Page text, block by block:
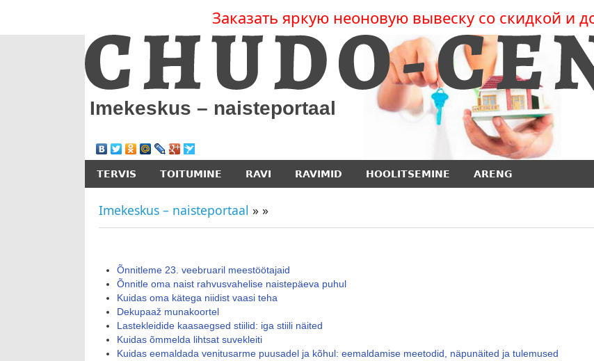
Заказать яркую неоновую вывеску со скидкой и
Imekeskus – naisteportaal
TERVIS TOITUMINE RAVI RAVIMID HOOLITSEMINE ARENG
Imekeskus – naisteportaal » »
Õnnitleme 23. veebruaril meestöötajaid
Õnnitle oma naist rahvusvahelise naistepäeva puhul
Kuidas oma kätega niidist vaasi teha
Dekupaaž munakoortel
Lastekleidide kaasaegsed stiilid: iga stiili näited
Kuidas õmmelda lihtsat suvekleiti
Kuidas eemaldada venitusarme puusadel ja kõhul: eemaldamise meetodid, näpunäited ja tulemused